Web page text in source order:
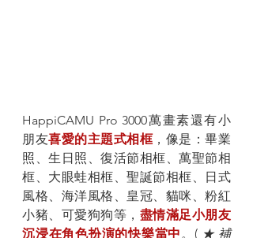
HappiCAMU Pro 3000萬畫素還有小
朋友喜愛的主題式相框，像是：畢業
照、生日照、復活節相框、萬聖節相
框、大眼蛙相框、聖誕節相框、日式
風格、海洋風格、皇冠、貓咪、粉紅
小豬、可愛狗狗等， 盡情滿足小朋友
沉浸在角色扮演的快樂當中 。( ★ 補